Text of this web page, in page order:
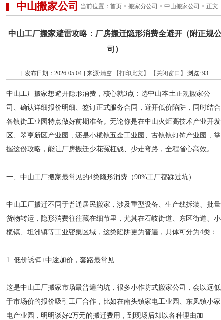
中山搬家公司 当前位置：首页 >搬家分公司 >中山搬家公司 > 正文
中山工厂搬家避雷攻略：厂房搬迁隐形消费全避开（附正规公
司）
[ 发布日期：2026-05-04 ] 来源:清空 【打印此文】 【关闭窗口】 浏览:93
中山工厂搬家想避开隐形消费，核心就3点：选中山本土正规搬家公
司、确认详细报价明细、签订正式服务合同，避开低价陷阱，同时结合
各镇街工业园特点做好前期准备。无论你是在中山火炬高技术产业开发
区、翠亨新区产业园，还是小榄镇五金工业园、古镇镇灯饰产业园，掌
握这份攻略，能让厂房搬迁少花冤枉钱、少走弯路，全程省心高效。
一、中山工厂搬家最常见的4类隐形消费（90%工厂都踩过坑）
中山工厂搬迁不同于普通居民搬家，涉及重型设备、生产线拆装、批量
货物转运，隐形消费往往藏在细节里，尤其在石岐街道、东区街道、小
榄镇、坦洲镇等工业密集区域，这类陷阱更为普遍，具体可分为4类：
1. 低价诱饵+中途加价，套路最常见
这是中山工厂搬家市场最普遍的坑，很多小作坊式搬家公司，会以远低
于市场价的报价吸引工厂合作，比如在南头镇家电工业园、东凤镇小家
电产业园，明明谈好2万元的搬迁费用，到现场后却以各种理由加